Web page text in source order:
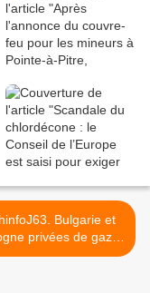
Bulgarie et
privées de gaz
AFP/ Plusieurs